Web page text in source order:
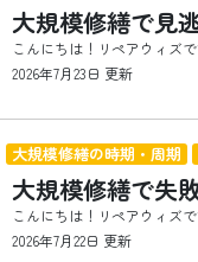
2026年7月23日 更新
2026年7月22日 更新
大規模修繕の時期・周期